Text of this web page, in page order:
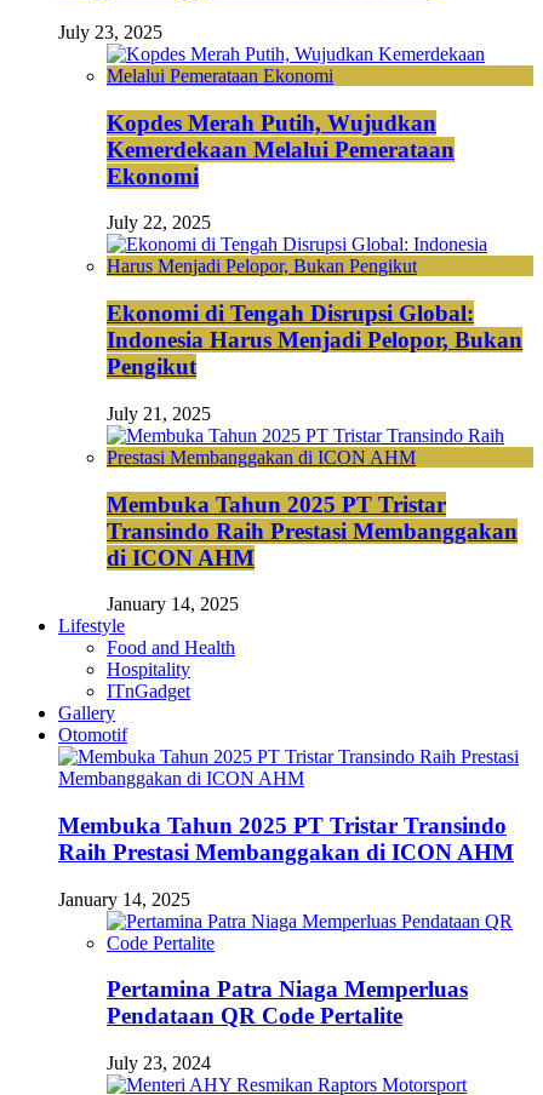
July 23, 2025
Kopdes Merah Putih, Wujudkan
Kemerdekaan Melalui Pemerataan
Ekonomi
July 22, 2025
Ekonomi di Tengah Disrupsi Global:
Indonesia Harus Menjadi Pelopor, Bukan
Pengikut
July 21, 2025
Membuka Tahun 2025 PT Tristar
Transindo Raih Prestasi Membanggakan
di ICON AHM
January 14, 2025
Lifestyle
Food and Health
Hospitality
ITnGadget
Gallery
Otomotif
Membuka Tahun 2025 PT Tristar Transindo
Raih Prestasi Membanggakan di ICON AHM
January 14, 2025
Pertamina Patra Niaga Memperluas
Pendataan QR Code Pertalite
July 23, 2024